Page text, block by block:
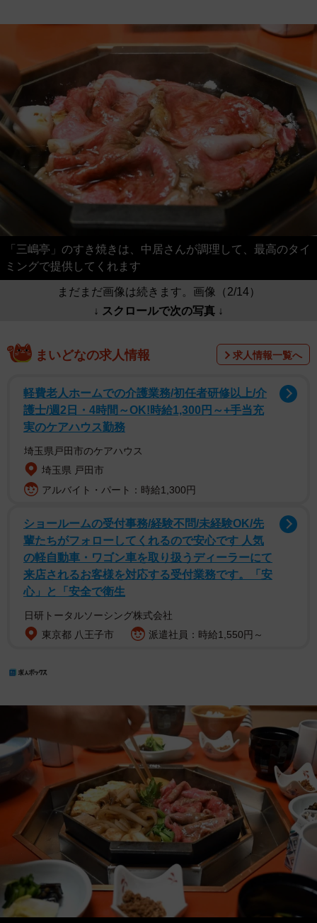
「三嶋亭」のすき焼きは、中居さんが調理して、最高のタイ
ミングで提供してくれます
まだまだ画像は続きます。画像（2/14）
↓ スクロールで次の写真 ↓
まいどなの求人情報 求人情報一覧へ
軽費老人ホームでの介護業務/初任者研修以上/介
護士/週2日・4時間～OK!時給1,300円～+手当充
実のケアハウス勤務
埼玉県戸田市のケアハウス
埼玉県 戸田市
アルバイト・パート：時給1,300円
ショールームの受付事務/経験不問/未経験OK/先
輩たちがフォローしてくれるので安心です 人気
の軽自動車・ワゴン車を取り扱うディーラーにて
来店されるお客様を対応する受付業務です。「安
心」と「安全で衛生
日研トータルソーシング株式会社
東京都 八王子市
派遣社員：時給1,550円～